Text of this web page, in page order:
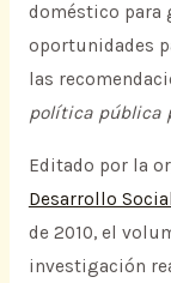
doméstico para
oportunidades
las
política pública
Editado por la
Desarrollo
de 2010, el
investigación